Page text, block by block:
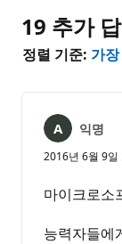
19 추가
정렬 기준: 가
익명
2016년 6월 9일
마이크로소
능력자들에